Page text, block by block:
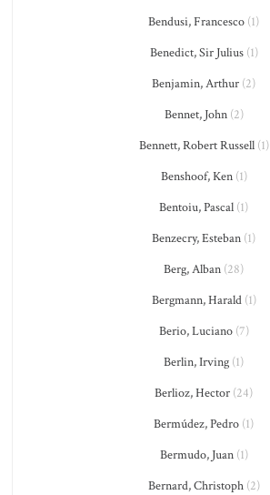
Bendusi, Francesco (1)
Benedict, Sir Julius(1)
Benjamin, Arthur (2)
Bennet, John(2)
Bennett, Robert Russell(1)
Benshoof, Ken(1)
Bentoiu, Pascal (1)
Benzecry, Esteban (1)
Berg, Alban (28)
Bergmann, Harald(1)
Berio, Luciano(7)
Berlin, Irving (1)
Berlioz, Hector (24)
Bermúdez, Pedro (1)
Bermudo, Juan(1)
Bernard, Christoph(2)